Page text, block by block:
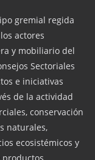
gremial regida
actores
y mobiliario del
Sectoriales
e iniciativas
de la actividad
conservación
naturales,
ecosistémicos y